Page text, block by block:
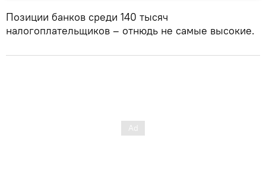
Позиции банков среди 140 тысяч
налогоплательщиков – отнюдь не самые высокие.